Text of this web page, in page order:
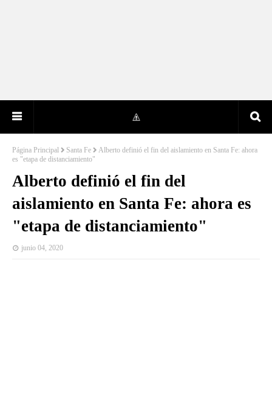
Página Principal Santa Fe
Alberto definió el fin del aislamiento en Santa Fe: ahora
es "etapa de distanciamiento"
Alberto definió el fin del
aislamiento en Santa Fe: ahora es
"etapa de distanciamiento"
junio 04, 2020